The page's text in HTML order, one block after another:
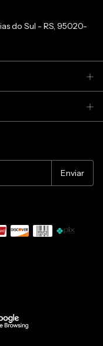
do Sul - RS, 95020-